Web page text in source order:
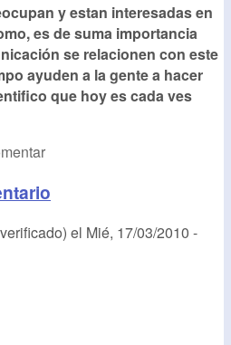
y estan interesadas en
es de suma importancia
se relacionen con este
ayuden a la gente a hacer
que hoy es cada ves
el Mié, 17/03/2010 -